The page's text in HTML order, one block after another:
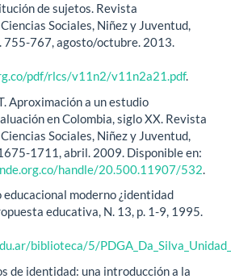
de sujetos. Revista
Sociales, Niñez y Juventud,
755-767, agosto/octubre. 2013.
pdf/rlcs/v11n2/v11n2a21.pdf.
Aproximación a un estudio
en Colombia, siglo XX. Revista
Sociales, Niñez y Juventud,
1711, abril. 2009. Disponible en:
handle/20.500.11907/532
educacional moderno ¿identidad
educativa, N. 13, p. 1-9, 1995.
biblioteca/5/
de identidad: una introducción a la